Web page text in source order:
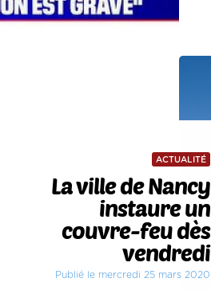
ACTUALITÉ
La ville de Nancy
instaure un
couvre-feu dès
vendredi
Publié le mercredi 25 mars 2020